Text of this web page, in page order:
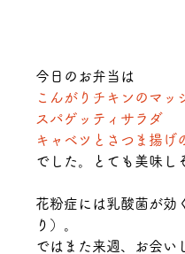
今日のお弁当は
こんがりチキンのマッ
スパゲッティサラダ
キャベツとさつま揚げ
でした。とても美味し
花粉症には乳酸菌が効
り）。
ではまた来週、お会い